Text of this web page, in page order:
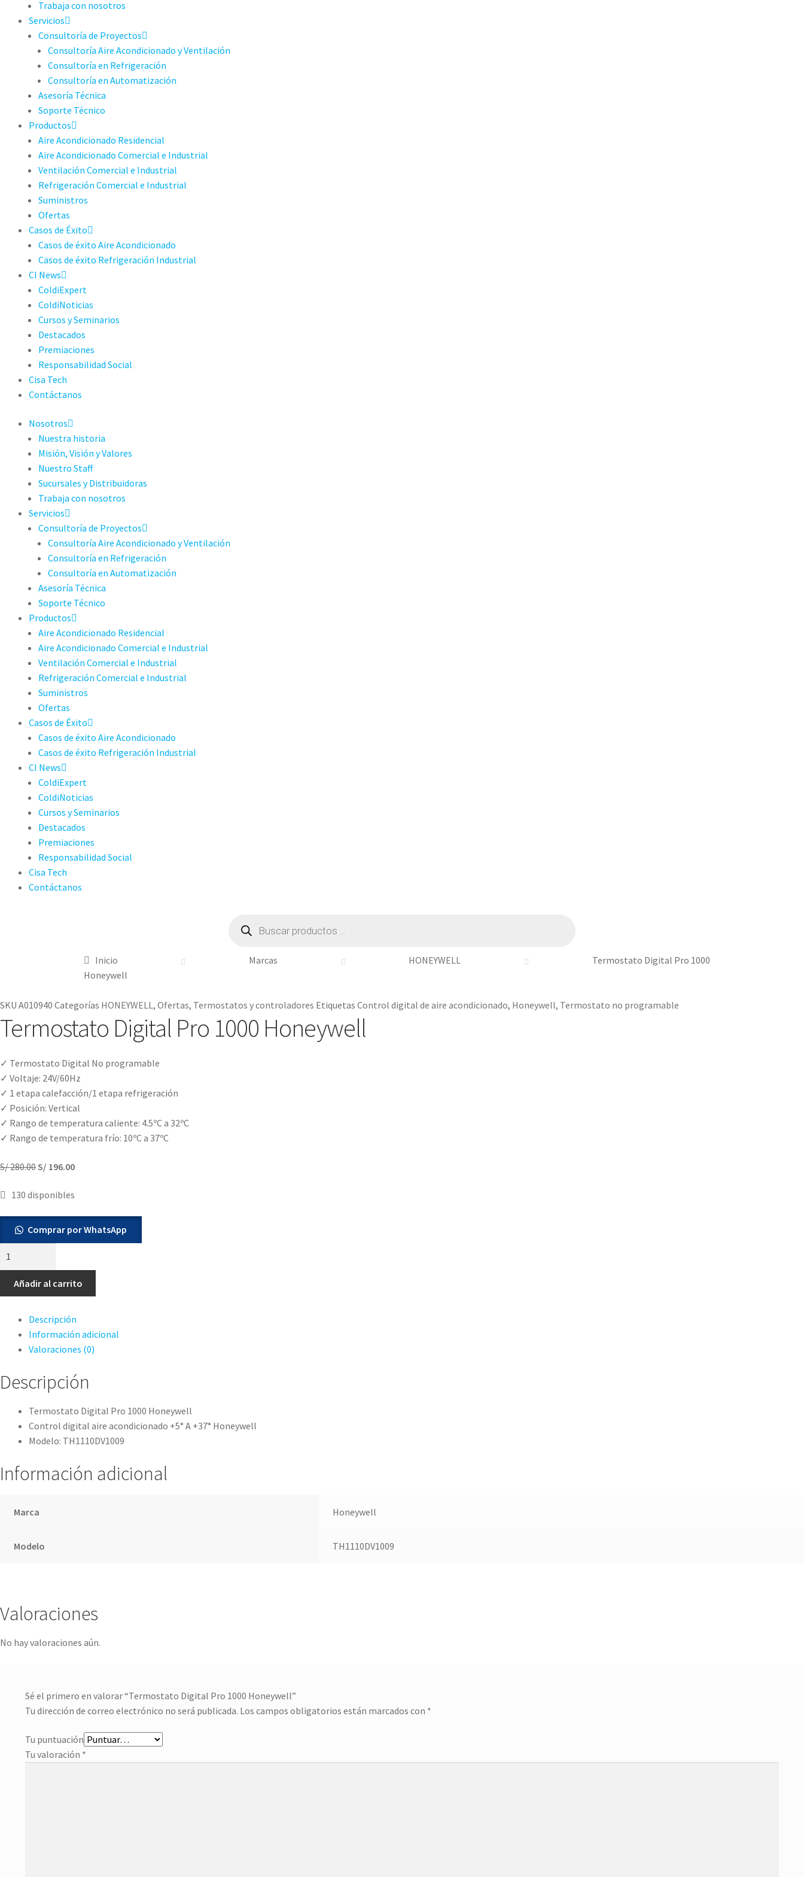
Trabaja con nosotros
Servicios
Consultoría de Proyectos
Consultoría Aire Acondicionado y Ventilación
Consultoría en Refrigeración
Consultoría en Automatización
Asesoría Técnica
Soporte Técnico
Productos
Aire Acondicionado Residencial
Aire Acondicionado Comercial e Industrial
Ventilación Comercial e Industrial
Refrigeración Comercial e Industrial
Suministros
Ofertas
Casos de Éxito
Casos de éxito Aire Acondicionado
Casos de éxito Refrigeración Industrial
CI News
ColdiExpert
ColdiNoticias
Cursos y Seminarios
Destacados
Premiaciones
Responsabilidad Social
Cisa Tech
Contáctanos
Nosotros
Nuestra historia
Misión, Visión y Valores
Nuestro Staff
Sucursales y Distribuidoras
Trabaja con nosotros
Servicios
Consultoría de Proyectos
Consultoría Aire Acondicionado y Ventilación
Consultoría en Refrigeración
Consultoría en Automatización
Asesoría Técnica
Soporte Técnico
Productos
Aire Acondicionado Residencial
Aire Acondicionado Comercial e Industrial
Ventilación Comercial e Industrial
Refrigeración Comercial e Industrial
Suministros
Ofertas
Casos de Éxito
Casos de éxito Aire Acondicionado
Casos de éxito Refrigeración Industrial
CI News
ColdiExpert
ColdiNoticias
Cursos y Seminarios
Destacados
Premiaciones
Responsabilidad Social
Cisa Tech
Contáctanos
productos
Inicio
Marcas HONEYWELL
Termostato Digital Pro 1000
Honeywell
SKU A010940 Categorías HONEYWELL , Ofertas, Termostatos y controladores Etiquetas Control digital de aire acondicionado, Honeywell, Termostato no programable
Termostato Digital Pro 1000 Honeywell
✓ Termostato Digital No programable
✓ Voltaje: 24V/60Hz
✓ 1 etapa calefacción/1 etapa refrigeración
✓ Posición: Vertical
✓ Rango de temperatura caliente: 4.5ºC a 32ºC
✓ Rango de temperatura frío: 10ºC a 37ºC
S/280.00 El
original
S/ 280.00.
S/ 196.00El
S/ 196.00.
130 disponibles
Comprar por WhatsApp
1000
cantidad
Añadir al carrito
Descripción
Información adicional
Valoraciones (0)
Descripción
Termostato Digital Pro 1000 Honeywell
Control digital aire acondicionado +5° A +37° Honeywell
Modelo: TH1110DV1009
Información adicional
Marca Honeywell
Modelo TH1110DV1009
Valoraciones
No hay valoraciones aún.
Sé el primero en valorar “Termostato Digital Pro 1000 Honeywell”
Tu dirección de correo electrónico no será publicada. Los campos obligatorios están marcados con *
Tu puntuación
Tu valoración *